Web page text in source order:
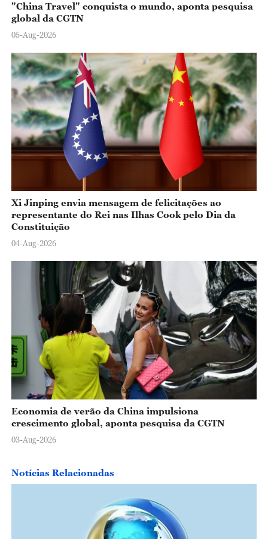
"China Travel" conquista o mundo, aponta pesquisa
global da CGTN
05-Aug-2026
Xi Jinping envia mensagem de felicitações ao
representante do Rei nas Ilhas Cook pelo Dia da
Constituição
04-Aug-2026
Economia de verão da China impulsiona
crescimento global, aponta pesquisa da CGTN
03-Aug-2026
Notícias Relacionadas